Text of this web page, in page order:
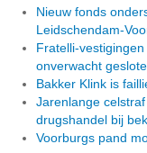
Nieuw fonds
Leidschendam-
Fratelli-
onverwacht
Bakker Klink is
Jarenlange
drugshandel bij
Voorburgs pand